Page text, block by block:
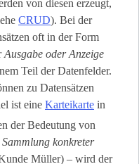
von diesen erzeugt,
CRUD). Bei der
oft in der Form
Ausgabe oder Anzeige
Teil der Datenfelder.
zu Datensätzen
ist eine Karteikarte in
der Bedeutung von
Sammlung konkreter
Müller) – wird der